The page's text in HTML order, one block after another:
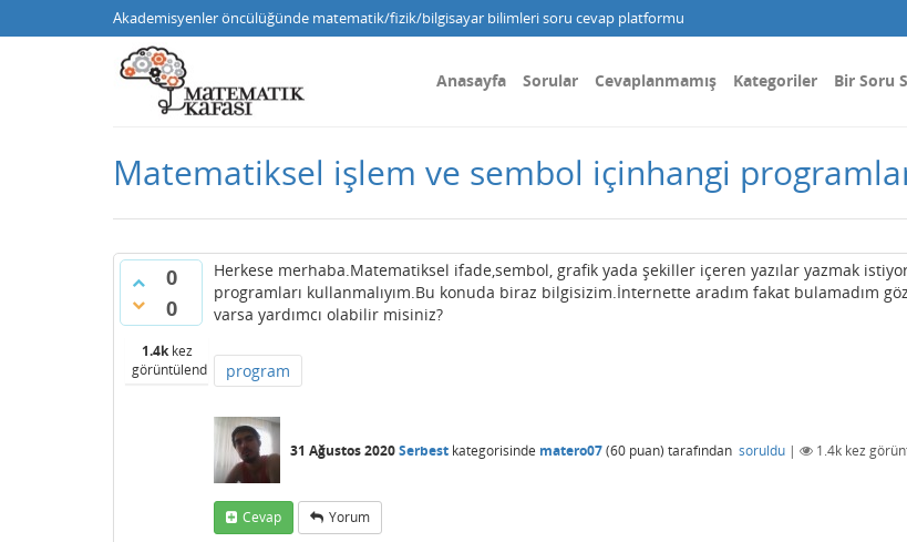
Akademisyenler öncülüğünde matematik/fizik/bilgisayar bilimleri soru cevap platformu
Anasayfa Sorular Cevaplanmamış Kategoriler Bir Soru
Matematiksel işlem ve sembol içinhangi
0
0
1.4kkez
görüntülendi
Herkese merhaba.Matematiksel ifade,sembol, grafik yada şekiller içeren yazılar yazmak
programları kullanmalıyım.Bu konuda biraz bilgisizim.İnternette aradım fakat bulamadım
varsa yardımcı olabilir misiniz?
program
31 Ağustos 2020Serbest kategorisinde matero07(60 puan) tarafından soruldu | 1.4k kez
Cevap Yorum